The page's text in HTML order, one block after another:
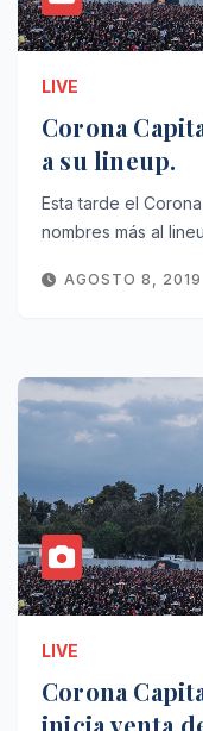
LIVE
Corona
a su lineup.
Esta tarde el
nombres más al
AGOSTO 8, 2019
LIVE
Corona
inicia venta